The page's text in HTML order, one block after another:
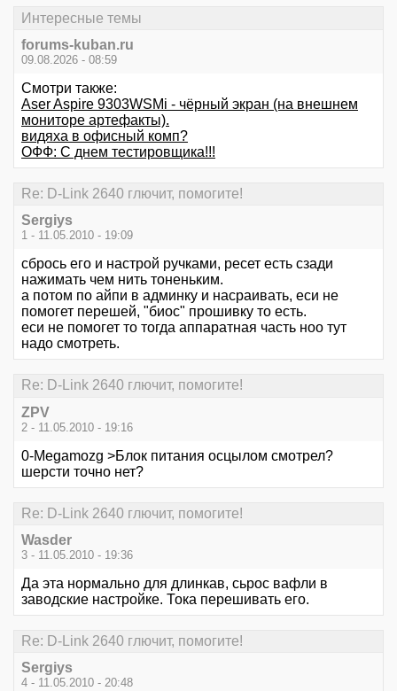
Интересные темы
forums-kuban.ru
09.08.2026 - 08:59
Смотри также:
Aser Aspire 9303WSMi - чёрный экран (на внешнем
мониторе артефакты).
видяха в офисный комп?
ОФФ: С днем тестировщика!!!
Re: D-Link 2640 глючит, помогите!
Sergiys
1 - 11.05.2010 - 19:09
сбрось его и настрой ручками, ресет есть сзади
нажимать чем нить тоненьким.
а потом по айпи в админку и насраивать, еси не
помогет перешей, "биос" прошивку то есть.
еси не помогет то тогда аппаратная часть ноо тут
надо смотреть.
Re: D-Link 2640 глючит, помогите!
ZPV
2 - 11.05.2010 - 19:16
0-Megamozg >Блок питания осцылом смотрел?
шерсти точно нет?
Re: D-Link 2640 глючит, помогите!
Wasder
3 - 11.05.2010 - 19:36
Да эта нормально для длинкав, сьрос вафли в
заводские настройке. Тока перешивать его.
Re: D-Link 2640 глючит, помогите!
Sergiys
4 - 11.05.2010 - 20:48